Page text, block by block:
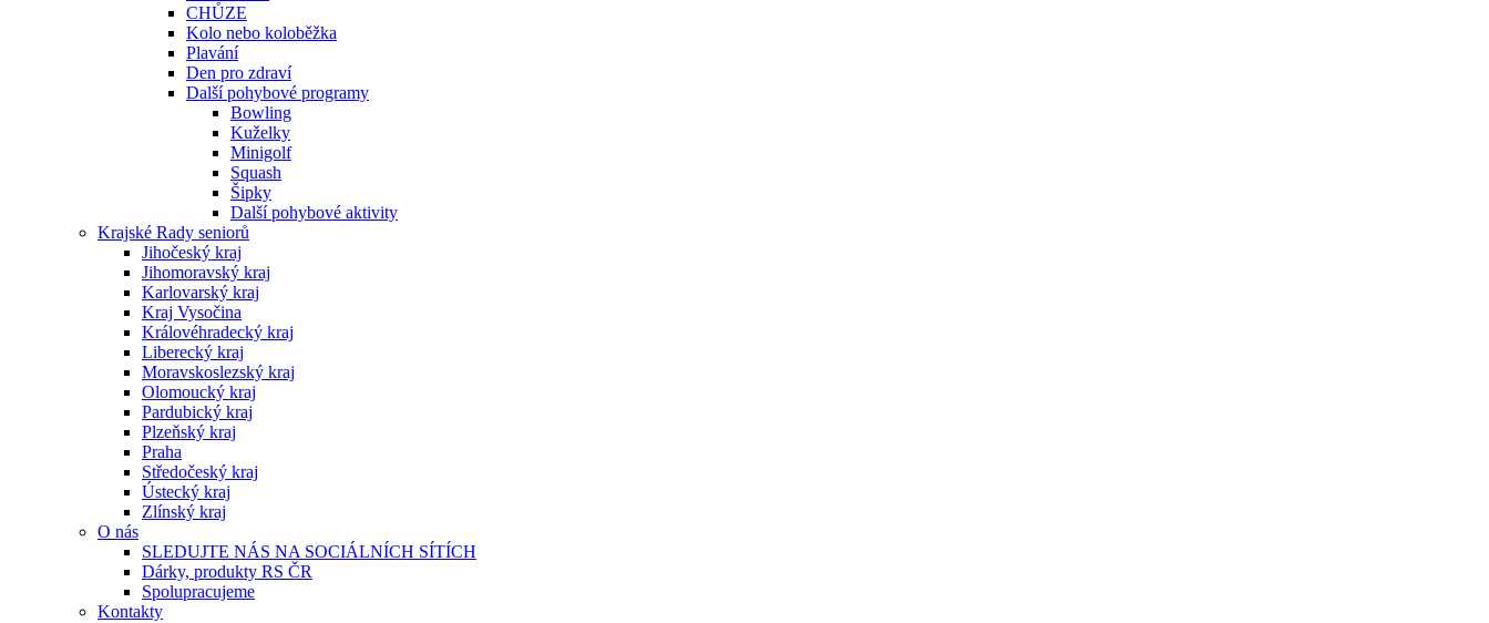
CHŮZE
Kolo nebo koloběžka
Plavání
Den pro zdraví
Další pohybové programy
Bowling
Kuželky
Minigolf
Squash
Šipky
Další pohybové aktivity
Krajské Rady seniorů
Jihočeský kraj
Jihomoravský kraj
Karlovarský kraj
Kraj Vysočina
Královéhradecký kraj
Liberecký kraj
Moravskoslezský kraj
Olomoucký kraj
Pardubický kraj
Plzeňský kraj
Praha
Středočeský kraj
Ústecký kraj
Zlínský kraj
O nás
SLEDUJTE NÁS NA SOCIÁLNÍCH SÍTÍCH
Dárky, produkty RS ČR
Spolupracujeme
Kontakty